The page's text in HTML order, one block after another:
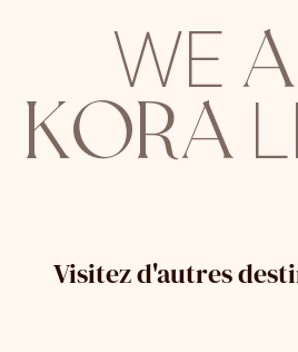
WE
KORA
Visitez d'autres